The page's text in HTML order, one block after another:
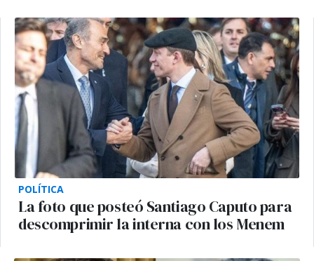
POLÍTICA
La foto que posteó Santiago Caputo para
descomprimir la interna con los Menem